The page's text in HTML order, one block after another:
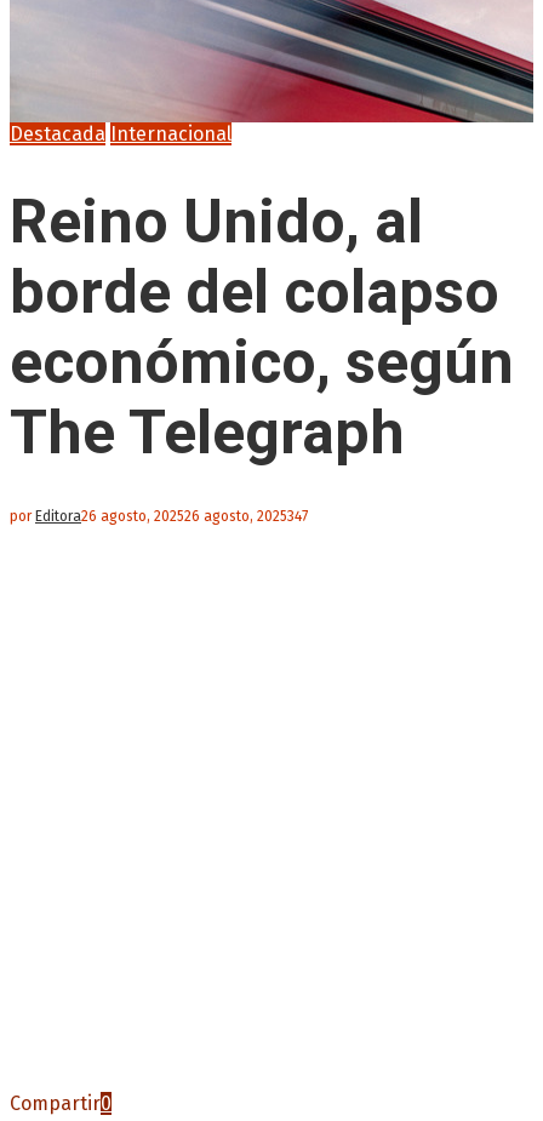
Destacada Internacional
Reino Unido, al
borde del colapso
económico, según
The Telegraph
por Editora26 agosto, 202526 agosto, 2025347
Compartir0